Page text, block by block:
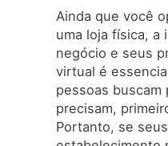
Ainda que você
uma loja física, a
negócio e seus
virtual é
pessoas buscam
precisam,
Portanto, se